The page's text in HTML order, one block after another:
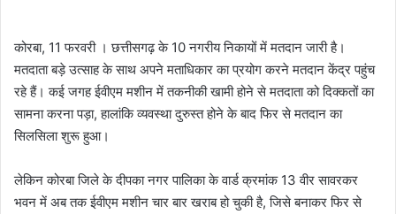
कोरबा, 11 फरवरी । छत्तीसगढ़ के 10 नगरीय निकायों में मतदान जारी है।
मतदाता बड़े उत्साह के साथ अपने मताधिकार का प्रयोग करने मतदान केंद्र पहुंच
रहे हैं। कई जगह ईवीएम मशीन में तकनीकी खामी होने से मतदाता को दिक्कतों का
सामना करना पड़ा, हालांकि व्यवस्था दुरुस्त होने के बाद फिर से मतदान का
सिलसिला शुरू हुआ।
लेकिन कोरबा जिले के दीपका नगर पालिका के वार्ड क्रमांक 13 वीर सावरकर
भवन में अब तक ईवीएम मशीन चार बार खराब हो चुकी है, जिसे बनाकर फिर से